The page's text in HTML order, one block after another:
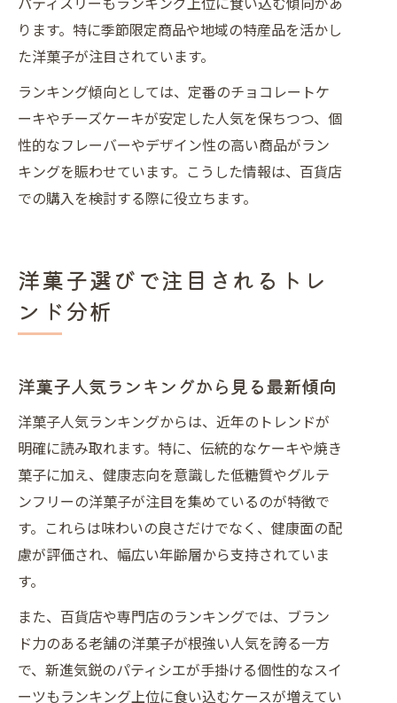
ります。特に季節限定商品や地域の特産品を活かし
た洋菓子が注目されています。
ランキング傾向としては、定番のチョコレートケ
ーキやチーズケーキが安定した人気を保ちつつ、個
性的なフレーバーやデザイン性の高い商品がラン
キングを賑わせています。こうした情報は、百貨店
での購入を検討する際に役立ちます。
洋菓子選びで注目されるトレ
ンド分析
洋菓子人気ランキングから見る最新傾向
洋菓子人気ランキングからは、近年のトレンドが
明確に読み取れます。特に、伝統的なケーキや焼き
菓子に加え、健康志向を意識した低糖質やグルテ
ンフリーの洋菓子が注目を集めているのが特徴で
す。これらは味わいの良さだけでなく、健康面の配
慮が評価され、幅広い年齢層から支持されていま
す。
また、百貨店や専門店のランキングでは、ブラン
ド力のある老舗の洋菓子が根強い人気を誇る一方
で、新進気鋭のパティシエが手掛ける個性的なスイ
ーツもランキング上位に食い込むケースが増えてい